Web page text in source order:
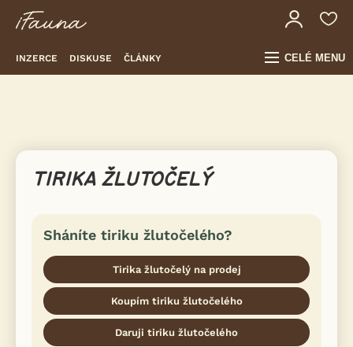
INZERCE DISKUSE ČLÁNKY CELÉ MENU
TIRIKA ŽLUTOČELÝ
Sháníte tiriku žlutočelého?
Tirika žlutočelý na prodej
Koupím tiriku žlutočelého
Daruji tiriku žlutočelého